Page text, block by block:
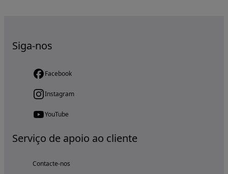
Siga-nos
Facebook
Instagram
YouTube
Serviço de apoio ao cliente
Contacte-nos